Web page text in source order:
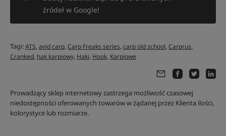
źródeł w Google!
Tagi:ATS,avid carp,Carp Freaks series,carp old school,Carprus,
Cranked, hak karpiowy, Haki, Hook, Karpiowe
Prowadzący sklep internetowy zastrzega możliwość czasowej
niedostępności oferowanych towarów w żądanej przez Klienta ilości,
kolorystyce lub rozmiarze.